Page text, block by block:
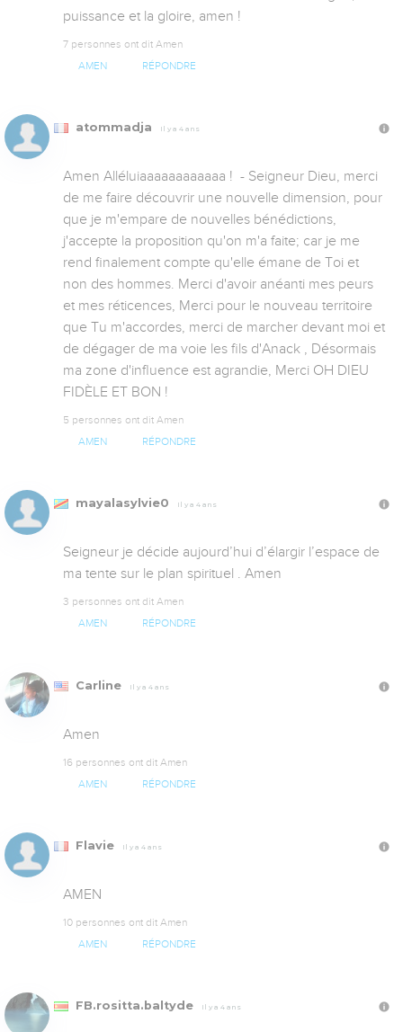
puissance et la gloire, amen !
7 personnes ont dit Amen
AMEN RÉPONDRE
atommadja Il y a 4 ans
Amen Alléluiaaaaaaaaaaaa !  - Seigneur Dieu, merci
de me faire découvrir une nouvelle dimension, pour
que je m'empare de nouvelles bénédictions,
j'accepte la proposition qu'on m'a faite; car je me
rend finalement compte qu'elle émane de Toi et
non des hommes. Merci d'avoir anéanti mes peurs
et mes réticences, Merci pour le nouveau territoire
que Tu m'accordes, merci de marcher devant moi et
de dégager de ma voie les fils d'Anack , Désormais
ma zone d'influence est agrandie, Merci OH DIEU
FIDÈLE ET BON !
5 personnes ont dit Amen
AMEN RÉPONDRE
mayalasylvie0 Il y a 4 ans
Seigneur je décide aujourd’hui d’élargir l’espace de
ma tente sur le plan spirituel . Amen
3 personnes ont dit Amen
AMEN RÉPONDRE
Carline Il y a 4 ans
Amen
16 personnes ont dit Amen
AMEN RÉPONDRE
Flavie Il y a 4 ans
AMEN
10 personnes ont dit Amen
AMEN RÉPONDRE
FB.rositta.baltyde Il y a 4 ans